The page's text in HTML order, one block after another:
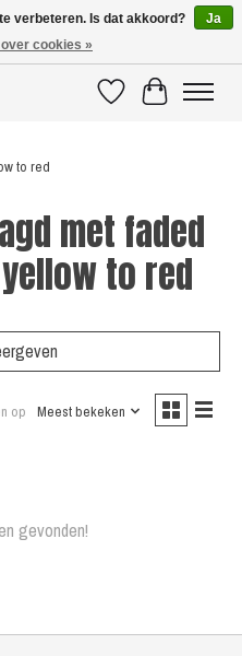
VerlanglijstWinkelwagen
to red
met faded
to red
op Meest bekeken
gevonden!
verbeteren. Is dat akkoord?
Ja
over cookies »